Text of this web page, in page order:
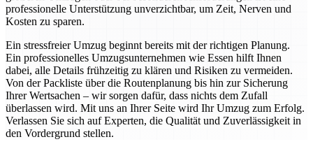
professionelle Unterstützung unverzichtbar, um Zeit, Nerven und
Kosten zu sparen.
Ein stressfreier Umzug beginnt bereits mit der richtigen Planung.
Ein professionelles Umzugsunternehmen wie Essen hilft Ihnen
dabei, alle Details frühzeitig zu klären und Risiken zu vermeiden.
Von der Packliste über die Routenplanung bis hin zur Sicherung
Ihrer Wertsachen – wir sorgen dafür, dass nichts dem Zufall
überlassen wird. Mit uns an Ihrer Seite wird Ihr Umzug zum Erfolg.
Verlassen Sie sich auf Experten, die Qualität und Zuverlässigkeit in
den Vordergrund stellen.